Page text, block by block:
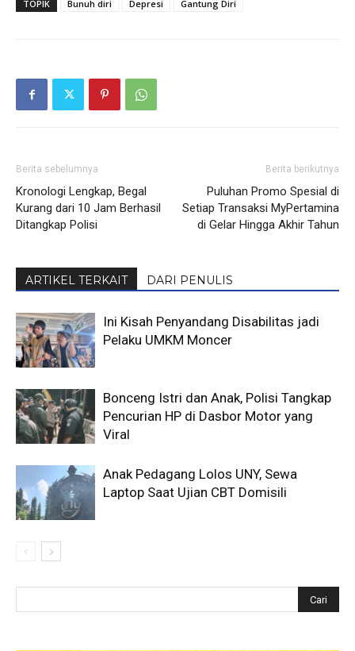
TOPIK Bunuh diri Depresi Gantung Diri
Berita sebelumnya
Kronologi Lengkap, Begal
Kurang dari 10 Jam Berhasil
Ditangkap Polisi
Berita berikutnya
Puluhan Promo Spesial di
Setiap Transaksi MyPertamina
di Gelar Hingga Akhir Tahun
ARTIKEL TERKAIT DARI PENULIS
Ini Kisah Penyandang Disabilitas jadi
Pelaku UMKM Moncer
Bonceng Istri dan Anak, Polisi Tangkap
Pencurian HP di Dasbor Motor yang
Viral
Anak Pedagang Lolos UNY, Sewa
Laptop Saat Ujian CBT Domisili